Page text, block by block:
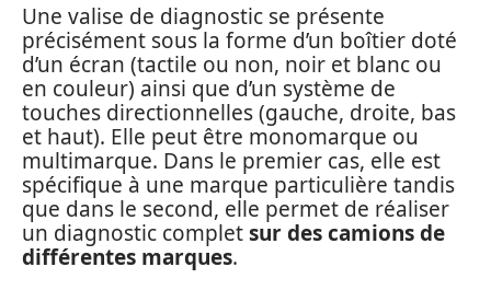
Une valise de diagnostic se présente
précisément sous la forme d’un boîtier doté
d’un écran (tactile ou non, noir et blanc ou
en couleur) ainsi que d’un système de
touches directionnelles (gauche, droite, bas
et haut). Elle peut être monomarque ou
multimarque. Dans le premier cas, elle est
spécifique à une marque particulière tandis
que dans le second, elle permet de réaliser
un diagnostic completsur des camions de
différentes marques.